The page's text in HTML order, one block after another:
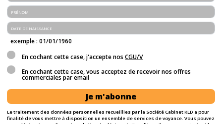
exemple : 01/01/1960
En cochant cette case, j'accepte nosCGU/V
En cochant cette case, vous acceptez de recevoir nos offres
commerciales par email
Je m'abonne
Le traitement des données personnelles recueillies par la Société Cabinet KLD a pour
finalité de vous mettre à disposition un ensemble de services de voyance. Vous pouvez